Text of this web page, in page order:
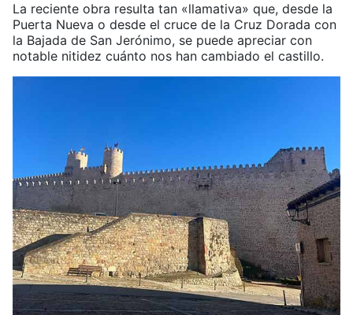
La reciente obra resulta tan «llamativa» que, desde la
Puerta Nueva o desde el cruce de la Cruz Dorada con
la Bajada de San Jerónimo, se puede apreciar con
notable nitidez cuánto nos han cambiado el castillo.